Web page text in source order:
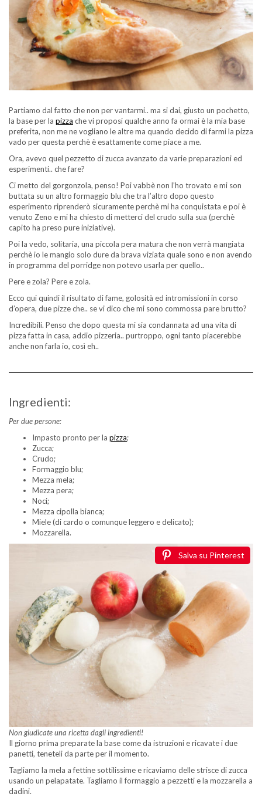
Partiamo dal fatto che non per vantarmi.. ma si dai, giusto un pochetto,
la base per la pizza che vi proposi qualche anno fa ormai è la mia base
preferita, non me ne vogliano le altre ma quando decido di farmi la pizza
vado per questa perchè è esattamente come piace a me.
Ora, avevo quel pezzetto di zucca avanzato da varie preparazioni ed
esperimenti.. che fare?
Ci metto del gorgonzola, penso! Poi vabbè non l’ho trovato e mi son
buttata su un altro formaggio blu che tra l’altro dopo questo
esperimento riprenderò sicuramente perchè mi ha conquistata e poi è
venuto Zeno e mi ha chiesto di metterci del crudo sulla sua (perchè
capito ha preso pure iniziative).
Poi la vedo, solitaria, una piccola pera matura che non verrà mangiata
perchè io le mangio solo dure da brava viziata quale sono e non avendo
in programma del porridge non potevo usarla per quello..
Pere e zola? Pere e zola.
Ecco qui quindi il risultato di fame, golosità ed intromissioni in corso
d’opera, due pizze che.. se vi dico che mi sono commossa pare brutto?
Incredibili. Penso che dopo questa mi sia condannata ad una vita di
pizza fatta in casa, addio pizzeria.. purtroppo, ogni tanto piacerebbe
anche non farla io, così eh..
Ingredienti:
Per due persone:
Impasto pronto per la pizza;
Zucca;
Crudo;
Formaggio blu;
Mezza mela;
Mezza pera;
Noci;
Mezza cipolla bianca;
Miele (di cardo o comunque leggero e delicato);
Mozzarella.
Salva su Pinterest
Non giudicate una ricetta dagli ingredienti!
Il giorno prima preparate la base come da istruzioni e ricavate i due
panetti, teneteli da parte per il momento.
Tagliamo la mela a fettine sottilissime e ricaviamo delle strisce di zucca
usando un pelapatate. Tagliamo il formaggio a pezzetti e la mozzarella a
dadini.